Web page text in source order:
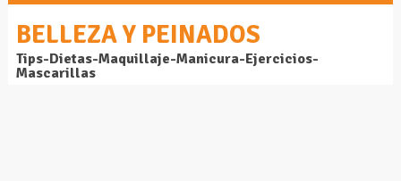
BELLEZA Y PEINADOS
Tips-Dietas-Maquillaje-Manicura-Ejercicios-
Mascarillas